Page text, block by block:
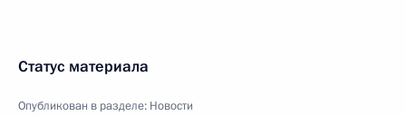
Статус материала
Опубликован в разделе: Новости